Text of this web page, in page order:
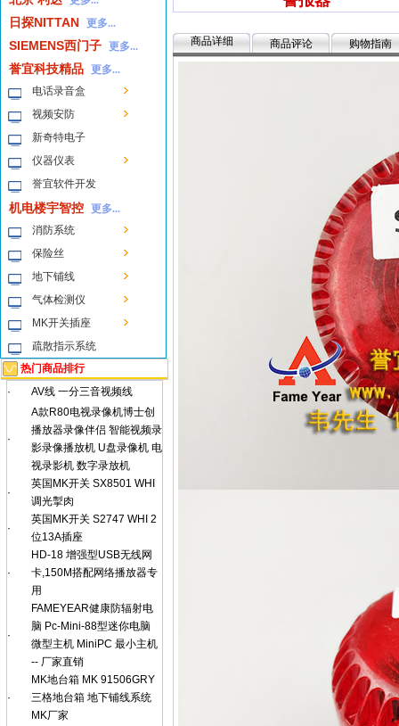
日探NITTAN 更多...
SIEMENS西门子 更多...
誉宜科技精品 更多...
电话录音盒
视频安防
新奇特电子
仪器仪表
誉宜软件开发
机电楼宇智控 更多...
消防系统
保险丝
地下铺线
气体检测仪
MK开关插座
疏散指示系统
热门商品排行
·
AV线 一分三音视频线
·
A款R80电视录像机博士创
播放器录像伴侣 智能视频录
影录像播放机 U盘录像机 电
视录影机 数字录放机
·
英国MK开关 SX8501 WHI
调光掣肉
·
英国MK开关 S2747 WHI 2
位13A插座
·
HD-18 增强型USB无线网
卡,150M搭配网络播放器专
用
·
FAMEYEAR健康防辐射电
脑 Pc-Mini-88型迷你电脑
微型主机 MiniPC 最小主机
-- 厂家直销
·
MK地台箱 MK 91506GRY
三格地台箱 地下铺线系统
MK厂家
商品详细 商品评论 购物指南